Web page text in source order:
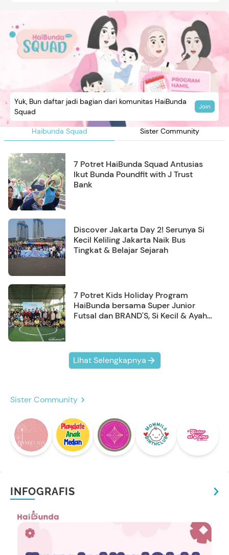
Haibunda Squad Sister Community
Yuk, Bun daftar jadi bagian dari komunitas HaiBunda
Squad
Join
7 Potret HaiBunda Squad Antusias
Ikut Bunda Poundfit with J Trust
Bank
Discover Jakarta Day 2! Serunya Si
Kecil Keliling Jakarta Naik Bus
Tingkat & Belajar Sejarah
7 Potret Kids Holiday Program
HaiBunda bersama Super Junior
Futsal dan BRAND'S, Si Kecil & Ayah
Lihat Selengkapnya
Sister Community
INFOGRAFIS